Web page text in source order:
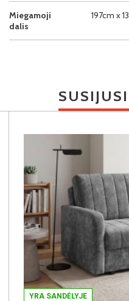
Miegamoji
dalis
197cm x
YRA SANDĖLYJE